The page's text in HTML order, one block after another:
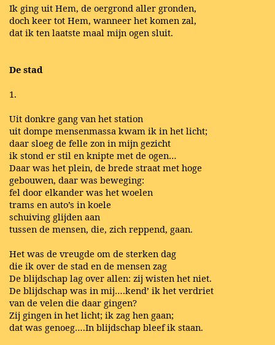
Ik ging uit Hem, de oergrond aller gronden,
doch keer tot Hem, wanneer het komen zal,
dat ik ten laatste maal mijn ogen sluit.
De stad
1.
Uit donkre gang van het station
uit dompe mensenmassa kwam ik in het licht;
daar sloeg de felle zon in mijn gezicht
ik stond er stil en knipte met de ogen…
Daar was het plein, de brede straat met hoge
gebouwen, daar was beweging:
fel door elkander was het woelen
trams en auto’s in koele
schuiving glijden aan
tussen de mensen, die, zich reppend, gaan.
Het was de vreugde om de sterken dag
die ik over de stad en de mensen zag
De blijdschap lag over allen: zij wisten het niet.
De blijdschap was in mij….kend’ ik het verdriet
van de velen die daar gingen?
Zij gingen in het licht; ik zag hen gaan;
dat was genoeg….In blijdschap bleef ik staan.